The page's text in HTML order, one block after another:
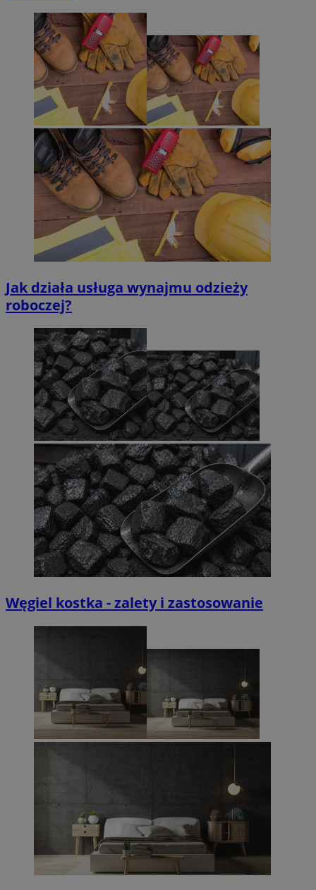
Jak działa usługa wynajmu odzieży
roboczej?
Węgiel kostka - zalety i zastosowanie